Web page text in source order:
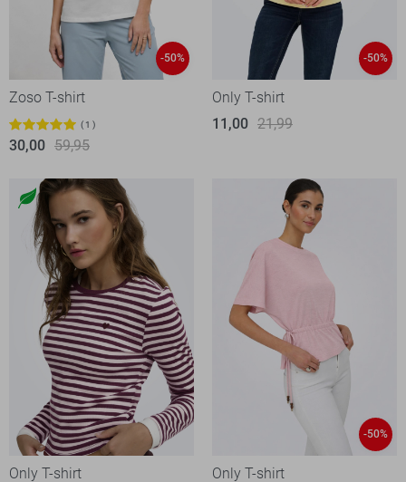
-50%
Zoso T-shirt
1
30,00 59,95
-50%
Only T-shirt
11,00 21,99
Only T-shirt
-50%
Only T-shirt